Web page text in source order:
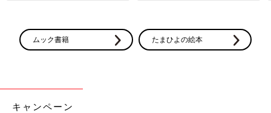
ムック書籍 たまひよの絵本
キャンペーン